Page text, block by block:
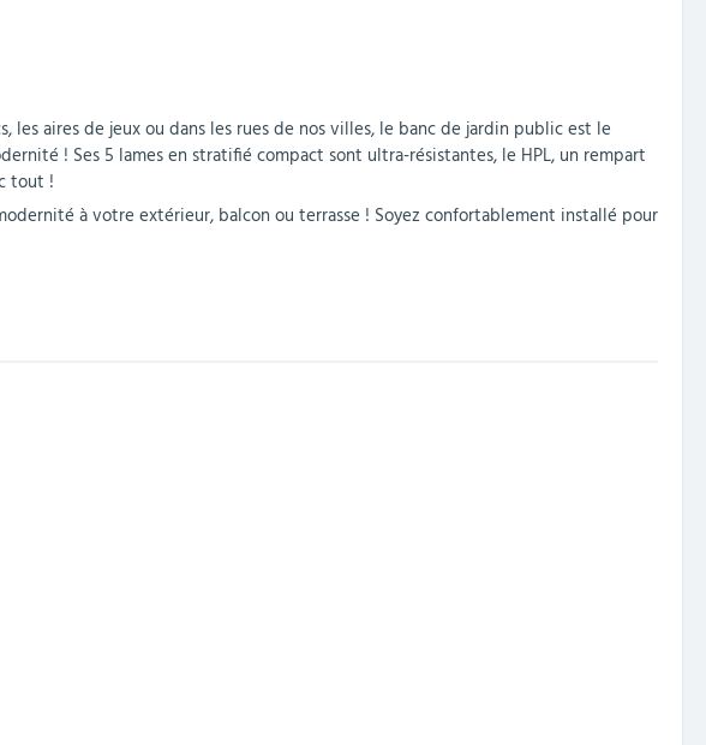
les aires de jeux ou dans les rues de nos villes, le banc de jardin public est le
! Ses 5 lames en stratifié compact sont ultra-résistantes, le HPL, un rempart
tout !
à votre extérieur, balcon ou terrasse ! Soyez confortablement installé pour